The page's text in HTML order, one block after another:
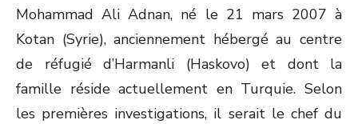
Mohammad Ali Adnan, né le 21 mars 2007 à
Kotan (Syrie), anciennement hébergé au centre
de réfugié d’Harmanli (Haskovo) et dont la
famille réside actuellement en Turquie. Selon
les premières investigations, il serait le chef du